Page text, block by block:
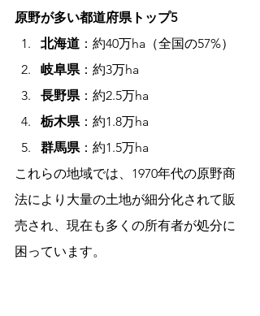
原野が多い都道府県トップ5
北海道 ：約40万ha（全国の57%）
岐阜県：約3万ha
長野県：約2.5万ha
栃木県：約1.8万ha
群馬県：約1.5万ha
これらの地域では、1970年代の原野商
法により大量の土地が細分化されて販
売され、現在も多くの所有者が処分に
困っています。